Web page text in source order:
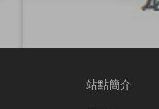
站點簡介